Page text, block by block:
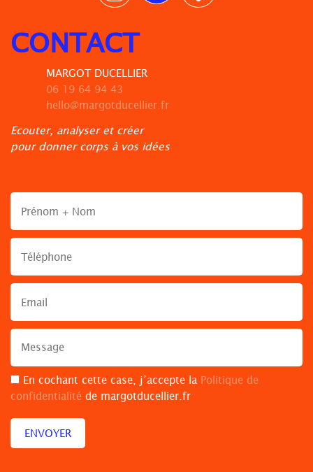
CONTACT
MARGOT DUCELLIER
06 19 64 94 43
hello@margotducellier.fr
Ecouter, analyser et créer
pour donner corps à vos idées
En cochant cette case, j’accepte la Politique de
confidentialité de margotducellier.fr